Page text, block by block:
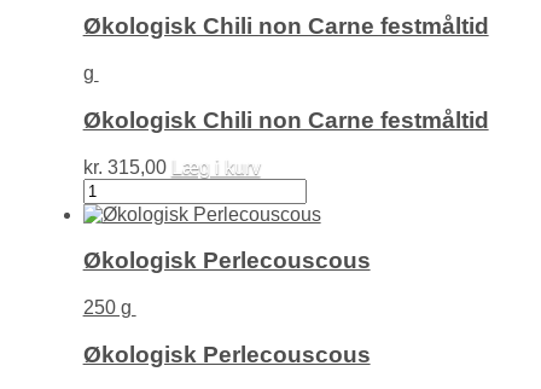
6×2
økologiske
antal
Økologisk Chili non Carne festmåltid
g
Økologisk Chili non Carne festmåltid
kr. 315,00
Læg i kurv
Økologisk
Chili
Carne
festmåltid
antal
Økologisk Perlecouscous
250 g
Økologisk Perlecouscous